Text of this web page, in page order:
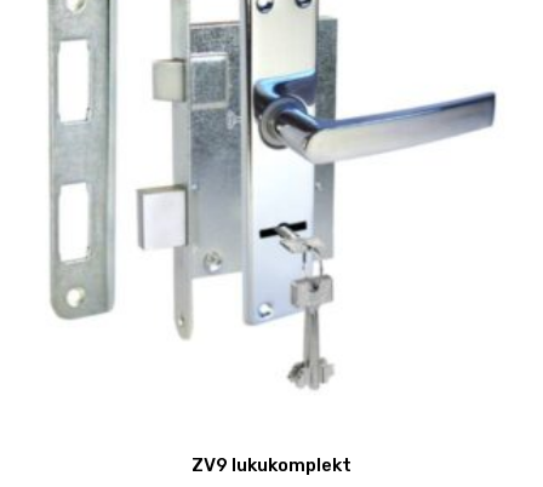
ZV9 lukukomplekt